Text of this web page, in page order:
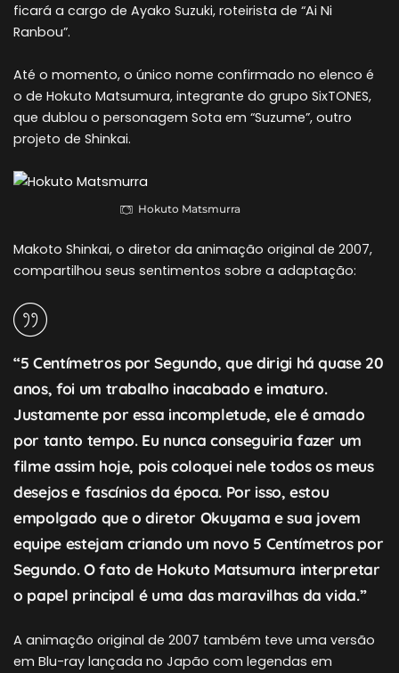
ficará a cargo de Ayako Suzuki, roteirista de “Ai Ni
Ranbou”.
Até o momento, o único nome confirmado no elenco é
o de Hokuto Matsumura, integrante do grupo SixTONES,
que dublou o personagem Sota em “Suzume”, outro
projeto de Shinkai.
Hokuto Matsmurra
Makoto Shinkai, o diretor da animação original de 2007,
compartilhou seus sentimentos sobre a adaptação:
“5 Centímetros por Segundo, que dirigi há quase 20
anos, foi um trabalho inacabado e imaturo.
Justamente por essa incompletude, ele é amado
por tanto tempo. Eu nunca conseguiria fazer um
filme assim hoje, pois coloquei nele todos os meus
desejos e fascínios da época. Por isso, estou
empolgado que o diretor Okuyama e sua jovem
equipe estejam criando um novo 5 Centímetros por
Segundo. O fato de Hokuto Matsumura interpretar
o papel principal é uma das maravilhas da vida.”
A animação original de 2007 também teve uma versão
em Blu-ray lançada no Japão com legendas em